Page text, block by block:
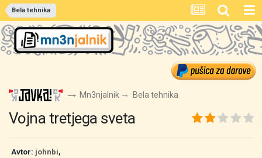
Bela tehnika
Mn3njalnik Bela tehnika
Vojna tretjega sveta
Avtor: johnbi,